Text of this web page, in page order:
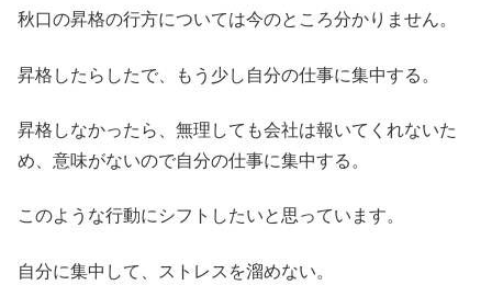
秋口の昇格の行方については今のところ分かりません。
昇格したらしたで、もう少し自分の仕事に集中する。
昇格しなかったら、無理しても会社は報いてくれないた
め、意味がないので自分の仕事に集中する。
このような行動にシフトしたいと思っています。
自分に集中して、ストレスを溜めない。